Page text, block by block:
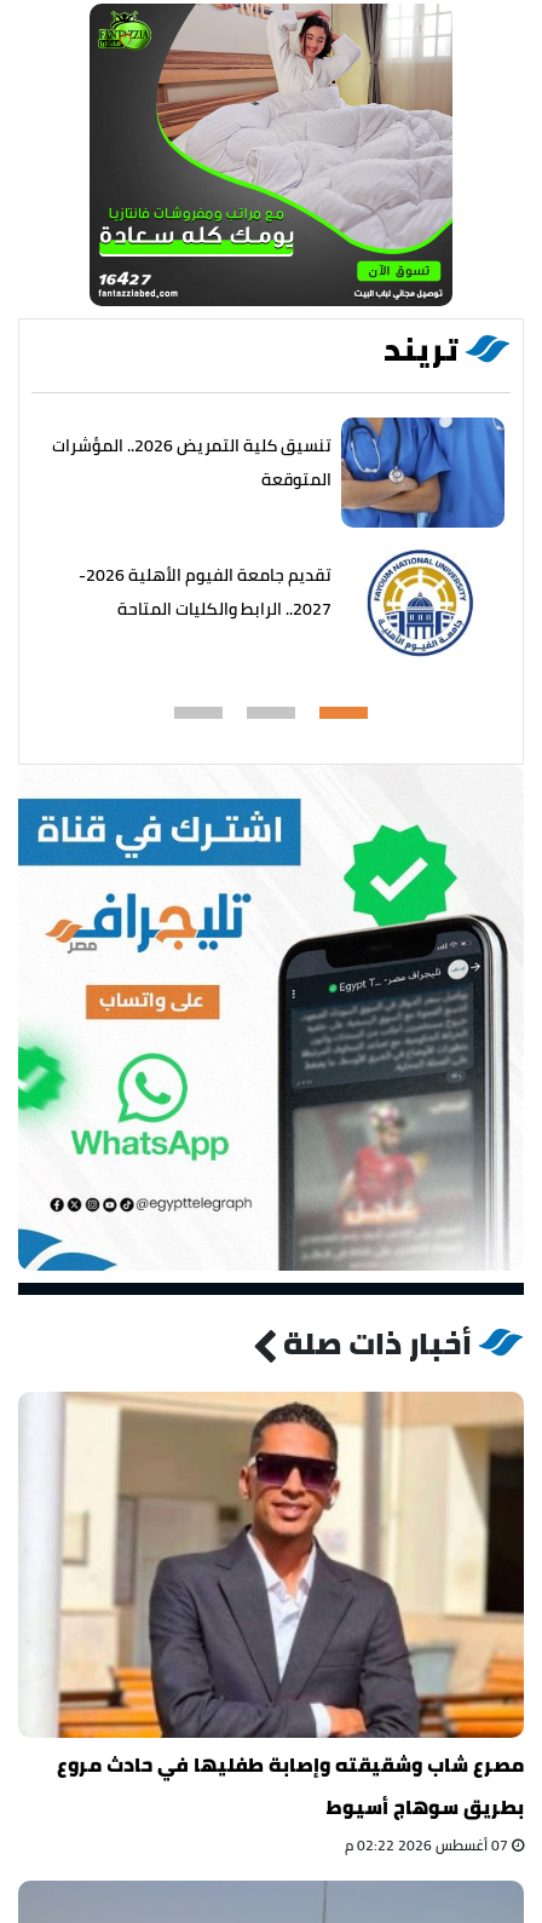
تريند
تنسيق كلية التمريض 2026.. المؤشرات
المتوقعة
تقديم جامعة الفيوم الأهلية 2026-
2027.. الرابط والكليات المتاحة
أخبار ذات صلة
مصرع شاب وشقيقته وإصابة طفليها في حادث مروع
بطريق سوهاج أسيوط